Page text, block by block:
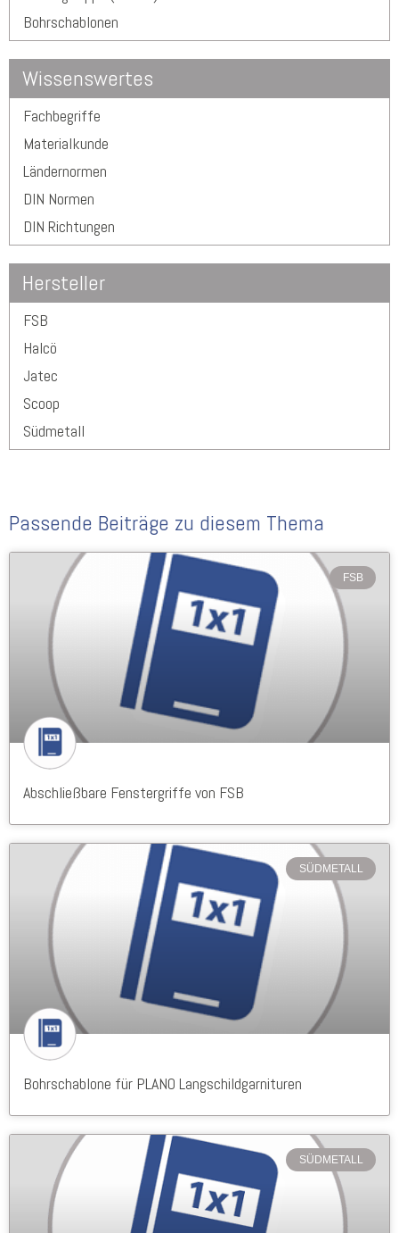
Bohrschablonen
Wissenswertes
Fachbegriffe
Materialkunde
Ländernormen
DIN Normen
DIN Richtungen
Hersteller
FSB
Halcö
Jatec
Scoop
Südmetall
Passende Beiträge zu diesem Thema
FSB
Abschließbare Fenstergriffe von FSB
SÜDMETALL
Bohrschablone für PLANO Langschildgarnituren
SÜDMETALL